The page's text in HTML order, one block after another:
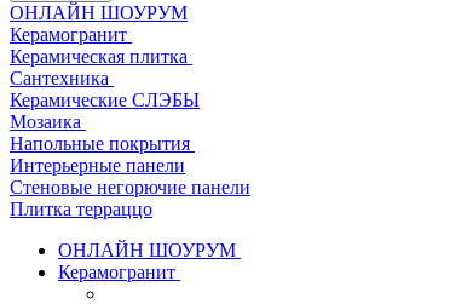
ОНЛАЙН ШОУРУМ
Керамогранит
Керамическая плитка
Сантехника
Керамические СЛЭБЫ
Мозаика
Напольные покрытия
Интерьерные панели
Стеновые негорючие панели
Плитка терраццо
ОНЛАЙН ШОУРУМ
Керамогранит